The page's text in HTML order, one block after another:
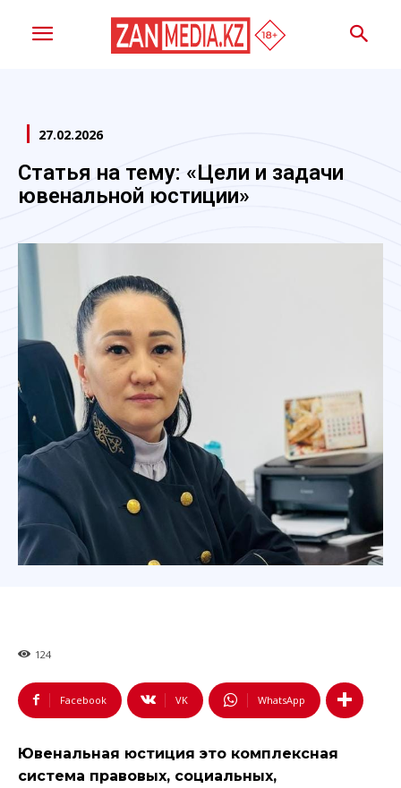
27.02.2026
Статья на тему: «Цели и задачи
ювенальной юстиции»
124
Facebook VK WhatsApp
Ювенальная юстиция это комплексная
система правовых, социальных,